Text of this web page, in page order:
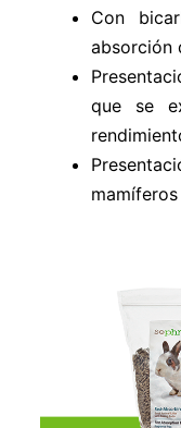
Con
absorción
que se